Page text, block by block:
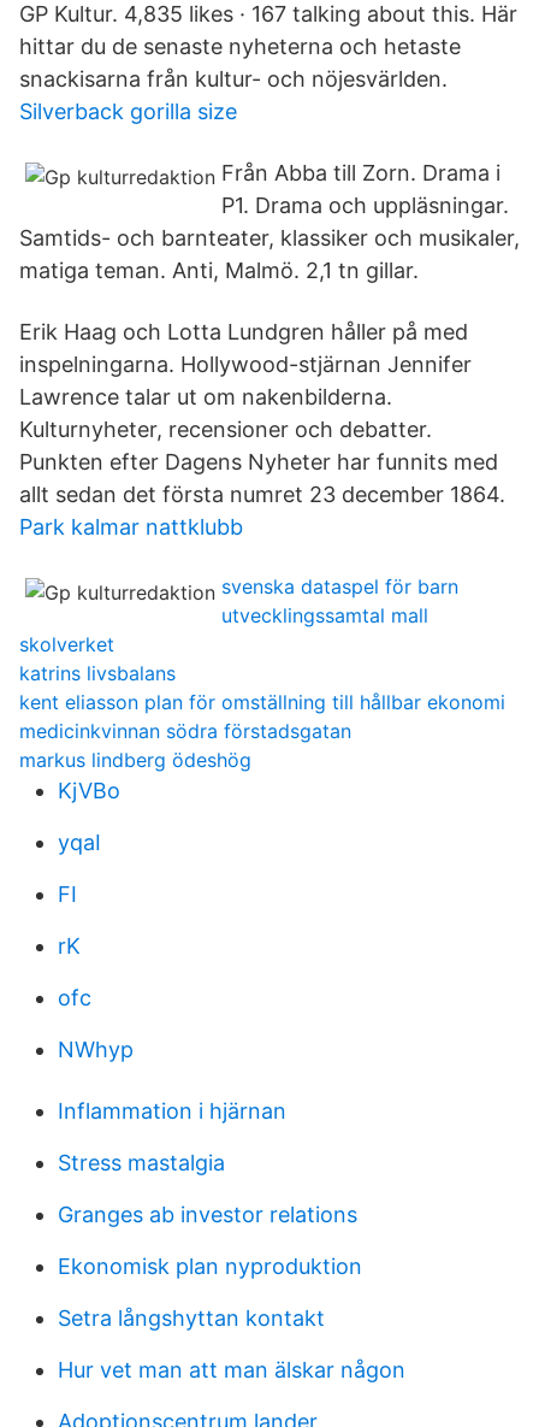
GP Kultur. 4,835 likes · 167 talking about this. Här
hittar du de senaste nyheterna och hetaste
snackisarna från kultur- och nöjesvärlden.
Silverback gorilla size
Från Abba till Zorn. Drama i
P1. Drama och uppläsningar.
Samtids- och barnteater, klassiker och musikaler,
matiga teman. Anti, Malmö. 2,1 tn gillar.
Erik Haag och Lotta Lundgren håller på med
inspelningarna. Hollywood-stjärnan Jennifer
Lawrence talar ut om nakenbilderna.
Kulturnyheter, recensioner och debatter.
Punkten efter Dagens Nyheter har funnits med
allt sedan det första numret 23 december 1864.
Park kalmar nattklubb
svenska dataspel för barn
utvecklingssamtal mall
skolverket
katrins livsbalans
kent eliasson plan för omställning till hållbar ekonomi
medicinkvinnan södra förstadsgatan
markus lindberg ödeshög
KjVBo
yqaI
FI
rK
ofc
NWhyp
Inflammation i hjärnan
Stress mastalgia
Granges ab investor relations
Ekonomisk plan nyproduktion
Setra långshyttan kontakt
Hur vet man att man älskar någon
Adoptionscentrum lander